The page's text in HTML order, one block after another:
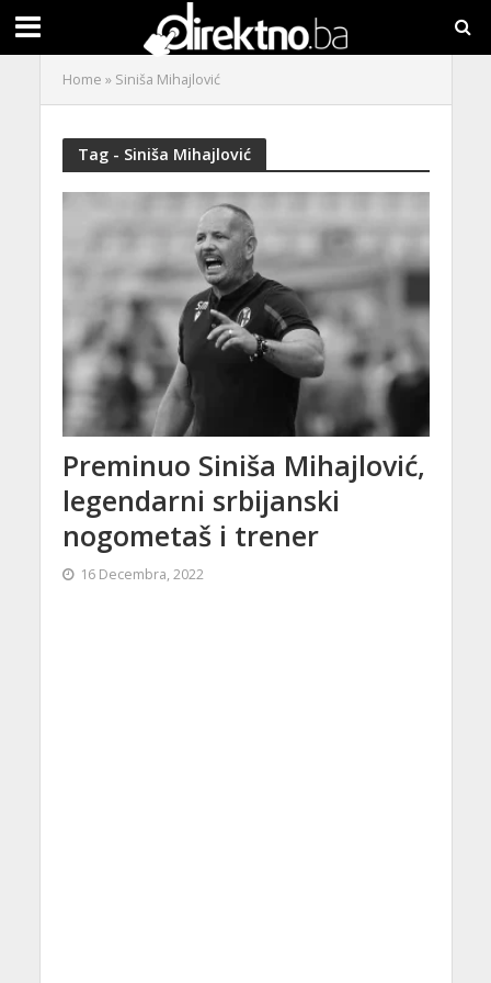
Home » Siniša Mihajlović
Tag - Siniša Mihajlović
Preminuo Siniša Mihajlović,
legendarni srbijanski
nogometaš i trener
16 Decembra, 2022